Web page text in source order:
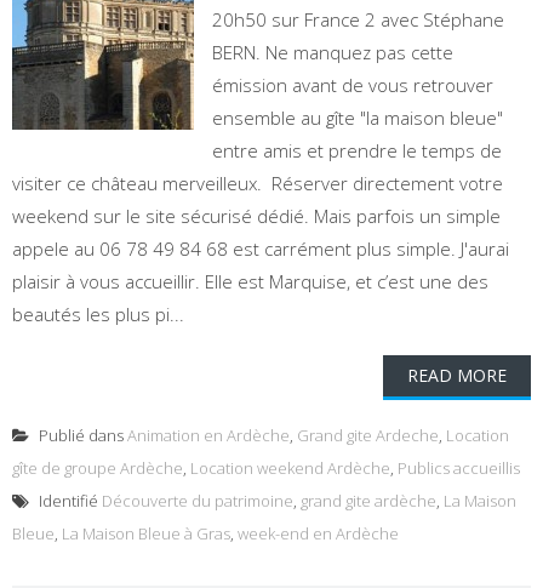
20h50 sur France 2 avec Stéphane
BERN. Ne manquez pas cette
émission avant de vous retrouver
ensemble au gîte "la maison bleue"
entre amis et prendre le temps de
visiter ce château merveilleux. Réserver directement votre
weekend sur le site sécurisé dédié. Mais parfois un simple
appele au 06 78 49 84 68 est carrément plus simple. J'aurai
plaisir à vous accueillir. Elle est Marquise, et c’est une des
beautés les plus pi...
READ MORE
Publié dansAnimation en Ardèche, Grand gite Ardeche, Location
gîte de groupe Ardèche, Location weekend Ardèche, Publics accueillis
Identifié Découverte du patrimoine, grand gite ardèche, La Maison
Bleue, La Maison Bleue à Gras, week-end en Ardèche